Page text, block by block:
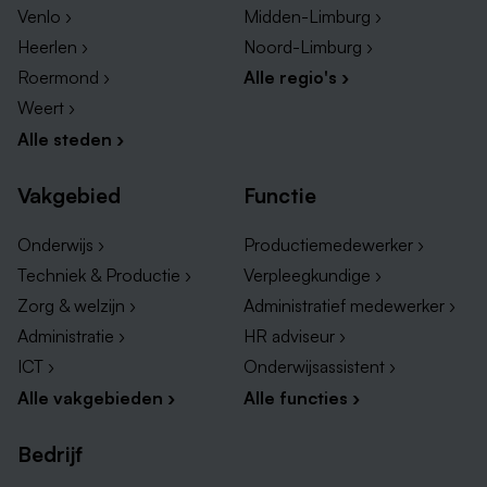
een scala aan leer- en ontwikkelmogelijkheden
het Keuzemodel Arbeidsvoorwaarden Proteion
(KAP), waarmee jij je belast loon kunt inwisselen
voor iets moois (denk aan sport, kinderopvang,
leuke verrassingen gedurende het jaar (denk aan
Jouw team
Als servicemedewerker facilitair werk je in
teamverband, maar ook zelfstandig. Je komt terecht
in een gemotiveerd team waar saamhorigheid en
Venlo ›
Heerlen ›
Roermond ›
Weert ›
Alle steden ›
Midden-Limburg ›
Noord-Limburg ›
Alle regio's ›
Vakgebied
Onderwijs ›
Techniek & Productie ›
Zorg & welzijn ›
Administratie ›
ICT ›
Alle vakgebieden ›
Functie
Productiemedewerker ›
Verpleegkundige ›
Administratief medewerker ›
HR adviseur ›
Onderwijsassistent ›
Alle functies ›
Bedrijf